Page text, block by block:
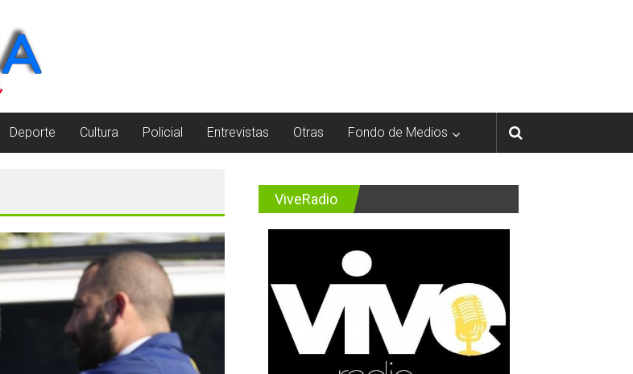
Deporte Cultura Policial Entrevistas Otras Fondo de Medios
ViveRadio